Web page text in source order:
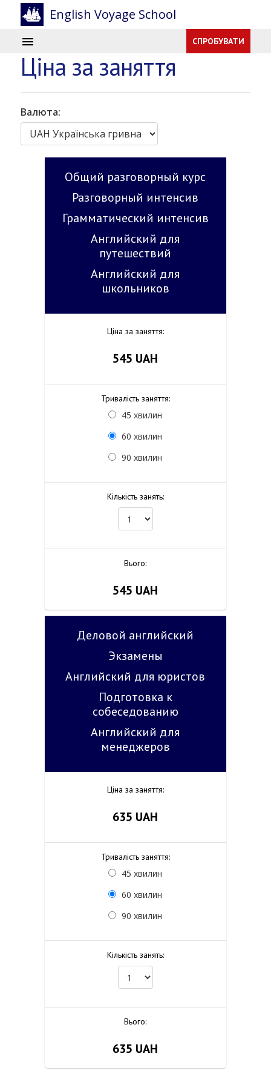
English Voyage School
СПРОБУВАТИ
Ціна за заняття
Валюта:
Общий разговорный курс
Разговорный интенсив
Грамматический интенсив
Английский для
путешествий
Английский для
школьников
Ціна за заняття:
545 UAH
Тривалість заняття:
45 хвилин
60 хвилин
90 хвилин
Кількість занять:
Вього:
545 UAH
Деловой английский
Экзамены
Английский для юристов
Подготовка к
собеседованию
Английский для
менеджеров
Ціна за заняття:
635 UAH
Тривалість заняття:
45 хвилин
60 хвилин
90 хвилин
Кількість занять:
Вього:
635 UAH